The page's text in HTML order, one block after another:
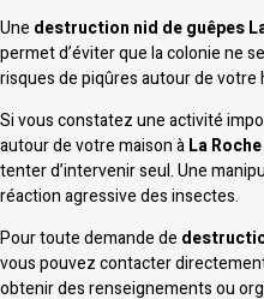
Une destruction nid de guêpes
permet d’éviter que la colonie ne
risques de piqûres autour de
Si vous constatez une activité
autour de votre maison àLa
tenter d’intervenir seul. Une
réaction agressive des insectes.
Pour toute demande de
vous pouvez contacter
obtenir des renseignements ou